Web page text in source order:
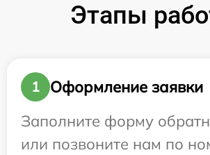
Этапы
1
Оформление заявки
Заполните форму
или позвоните нам по